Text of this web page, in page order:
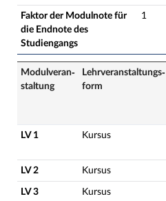
Faktor der Modulnote für
die Endnote des
Studiengangs
1
Modulveran­
staltung
Lehrveranstaltungs­
form
LV 1 Kursus
LV 2 Kursus
LV 3 Kursus